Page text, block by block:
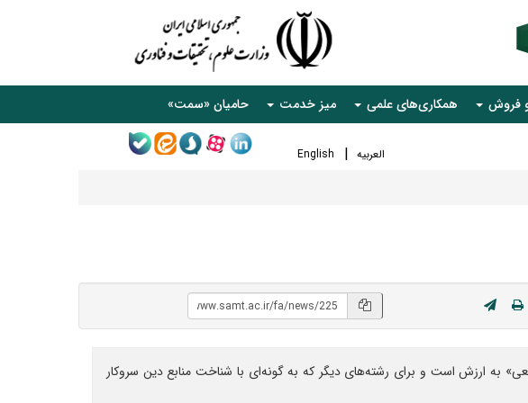
و فروش همکاری‌های علمی میز خدمت حامیان «سمت»
العربیه English
به ارزش است و برای رشته‌های دیگر که به گونه‌ای با شناخت منابع دین سروکار